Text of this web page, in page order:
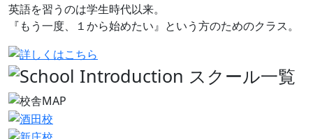
英語を習うのは学生時代以来。
『もう一度、１から始めたい』という方のためのクラス。